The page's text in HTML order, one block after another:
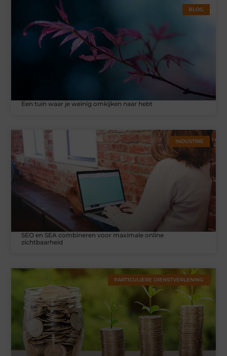
BLOG
Een tuin waar je weinig omkijken naar hebt
INDUSTRIE
SEO en SEA combineren voor maximale online
zichtbaarheid
PARTICULIERE DIENSTVERLENING